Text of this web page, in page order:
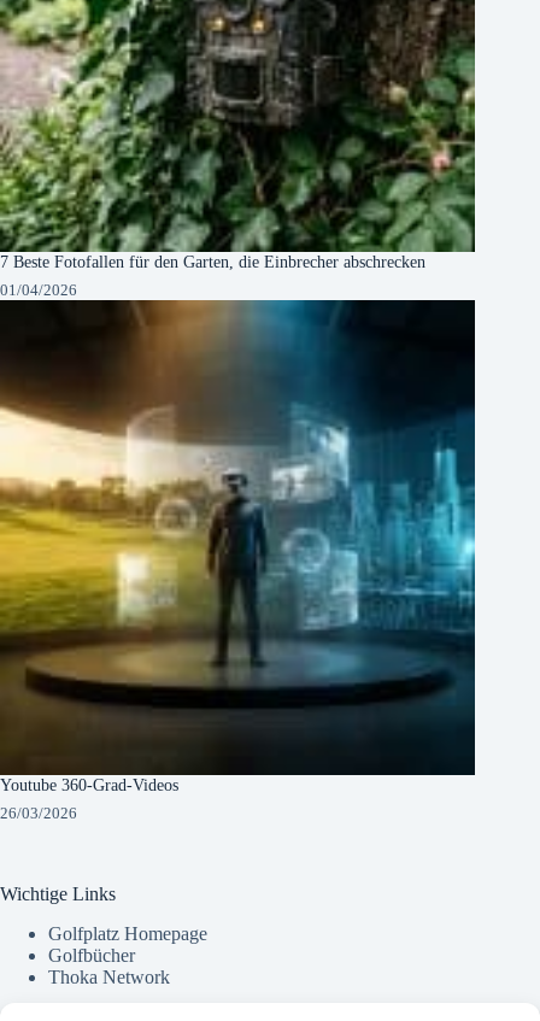
7 Beste Fotofallen für den Garten, die Einbrecher abschrecken
01/04/2026
Youtube 360-Grad-Videos
26/03/2026
Wichtige Links
Golfplatz Homepage
Golfbücher
Thoka Network